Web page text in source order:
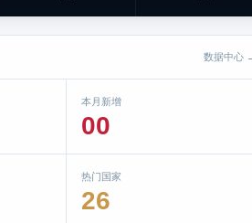
数据中心
本月新增
00
热门国家
26